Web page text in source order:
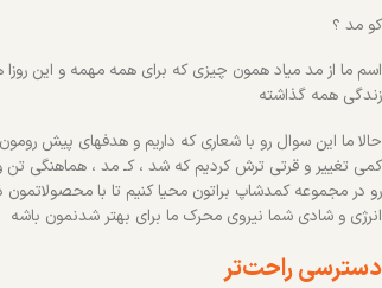
کو مد ؟
اسم ما از مد میاد همون چیزی که برای همه مهمه و این روزا
زندگی همه گذاشته
حالا ما این سوال رو با شعاری که داریم و هدفهای پیش
کمی تغییر و قرتی ترش کردیم که شد ، کـ مد ، هماهنگی
رو در مجموعه کمدشاپ براتون محیا کنیم تا با
انرژی و شادی شما نیروی محرک ما برای بهتر شدنمون باشه
دسترسی راحت‌تر